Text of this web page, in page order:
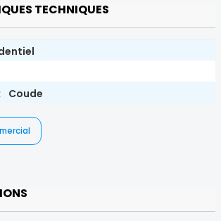
TECHNIQUES
Coude